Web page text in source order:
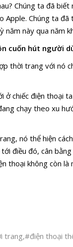
Chúng ta đã
Apple. Chúng ta
năm này qua năm
cuốn hút người
thời trang với nó
ở chiếc điện thoại
chạy theo xu
nó thể hiện
điều đó, cân
thoại không còn
trang,#điện thoại